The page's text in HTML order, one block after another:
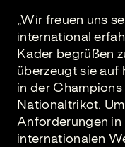
„Wir freuen uns
international
Kader begrüßen
überzeugt sie auf
in der
Nationaltrikot.
Anforderungen in
internationalen